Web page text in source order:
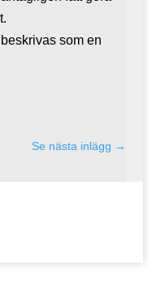
som en
Se nästa inlägg →